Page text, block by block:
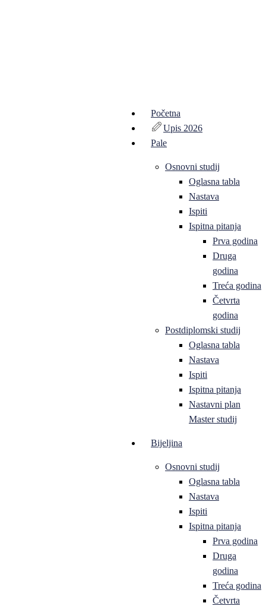
Početna
Upis 2026
Pale
Osnovni studij
Oglasna tabla
Nastava
Ispiti
Ispitna pitanja
Prva godina
Druga
godina
Treća godina
Četvrta
godina
Postdiplomski studij
Oglasna tabla
Nastava
Ispiti
Ispitna pitanja
Nastavni plan
Master studij
Bijeljina
Osnovni studij
Oglasna tabla
Nastava
Ispiti
Ispitna pitanja
Prva godina
Druga
godina
Treća godina
Četvrta